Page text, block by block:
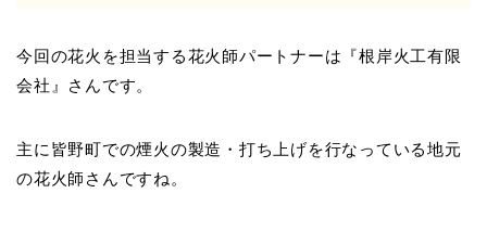
今回の花火を担当する花火師パートナーは『根岸火工有限
会社』さんです。
主に皆野町での煙火の製造・打ち上げを行なっている地元
の花火師さんですね。